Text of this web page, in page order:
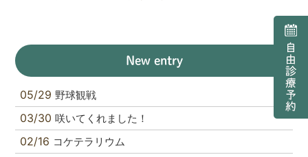
New entry
05/29 野球観戦
03/30咲いてくれました！
02/16 コケテラリウム